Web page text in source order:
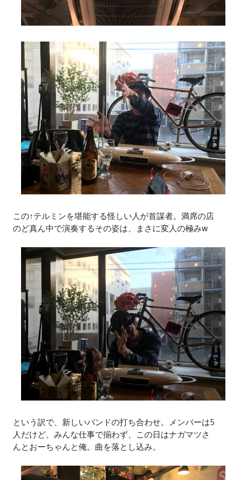
この↑テルミンを堪能する怪しい人が首謀者。満席の店
のど真ん中で演奏するその姿は、まさに変人の極みw
という訳で、新しいバンドの打ち合わせ。メンバーは5
人だけど、みんな仕事で揃わず、この日はナガマツさ
んとおーちゃんと俺。曲を落とし込み。